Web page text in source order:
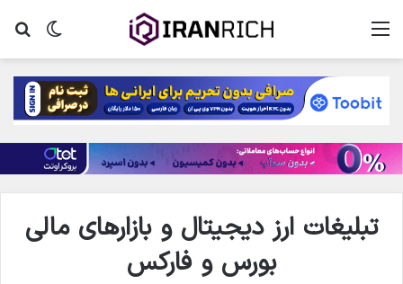
تغییر منو
تبلیغات ارز دیجیتال و بازارهای مالی
بورس و فارکس